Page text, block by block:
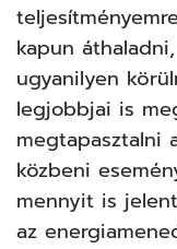
kapun
ugyanilyen
legjobbjai is
megtapasztalni
közbeni
mennyit is
az